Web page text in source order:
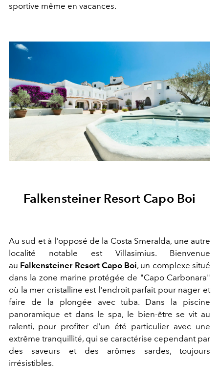
sportive même en vacances.
Falkensteiner Resort Capo Boi
Au sud et à l'opposé de la Costa Smeralda, une autre
localité notable est Villasimius. Bienvenue
au Falkensteiner Resort Capo Boi, un complexe situé
dans la zone marine protégée de "Capo Carbonara"
où la mer cristalline est l'endroit parfait pour nager et
faire de la plongée avec tuba. Dans la piscine
panoramique et dans le spa, le bien-être se vit au
ralenti, pour profiter d'un été particulier avec une
extrême tranquillité, qui se caractérise cependant par
des saveurs et des arômes sardes, toujours
irrésistibles.